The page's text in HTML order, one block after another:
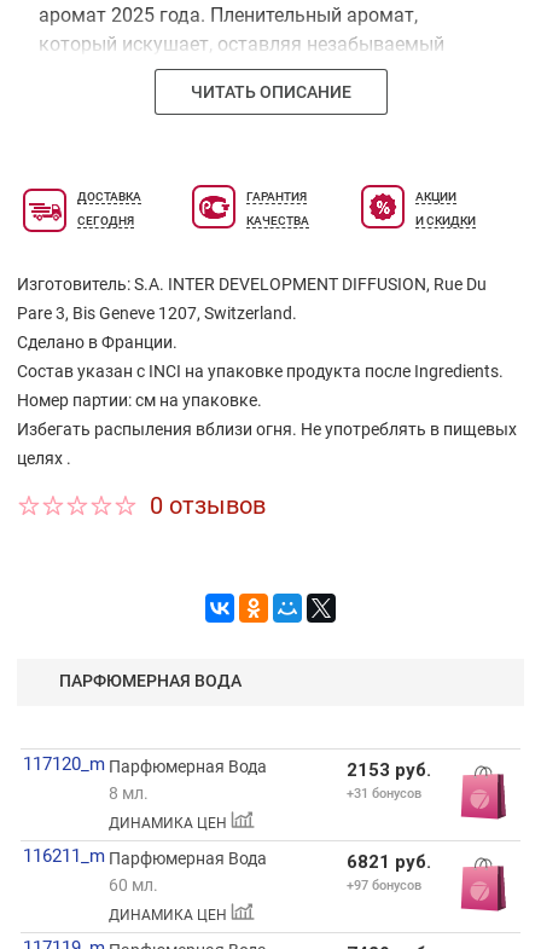
аромат 2025 года. Пленительный аромат,
который искушает, оставляя незабываемый
след, как украденный поцелуй. Он тонко
подчеркнет вашу индивидуальность и останется
ЧИТАТЬ ОПИСАНИЕ
ДОСТАВКА
СЕГОДНЯ
ГАРАНТИЯ
КАЧЕСТВА
АКЦИИ
И СКИДКИ
Изготовитель: S.A. INTER DEVELOPMENT DIFFUSION, Rue Du
Pare 3, Bis Geneve 1207, Switzerland.
Сделано в Франции.
Состав указан с INCI на упаковке продукта после Ingredients.
Номер партии: см на упаковке.
Избегать распыления вблизи огня. Не употреблять в пищевых
целях .
0 отзывов
ПАРФЮМЕРНАЯ ВОДА
117120_m Парфюмерная Вода
8 мл.
ДИНАМИКА ЦЕН
2153 руб.
+31 бонусов
116211_m Парфюмерная Вода
60 мл.
ДИНАМИКА ЦЕН
6821 руб.
+97 бонусов